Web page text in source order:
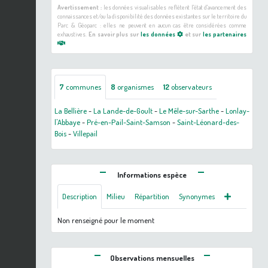
Avertissement :les données visualisables reflètent l'état d'avancement des
connaissances et/ou la disponibilité des données existantes sur le territoire du
Parc & Géoparc : elles ne peuvent en aucun cas être considérées comme
exhaustives. En savoir plus sur les données et surles partenaires
7 communes 8 organismes 12observateurs
La Bellière-La Lande-de-Goult-Le Mêle-sur-Sarthe-Lonlay-
l'Abbaye-Pré-en-Pail-Saint-Samson -Saint-Léonard-des-
Bois-Villepail
Informations espèce
Description Milieu Répartition Synonymes
Non renseigné pour le moment
Observations mensuelles